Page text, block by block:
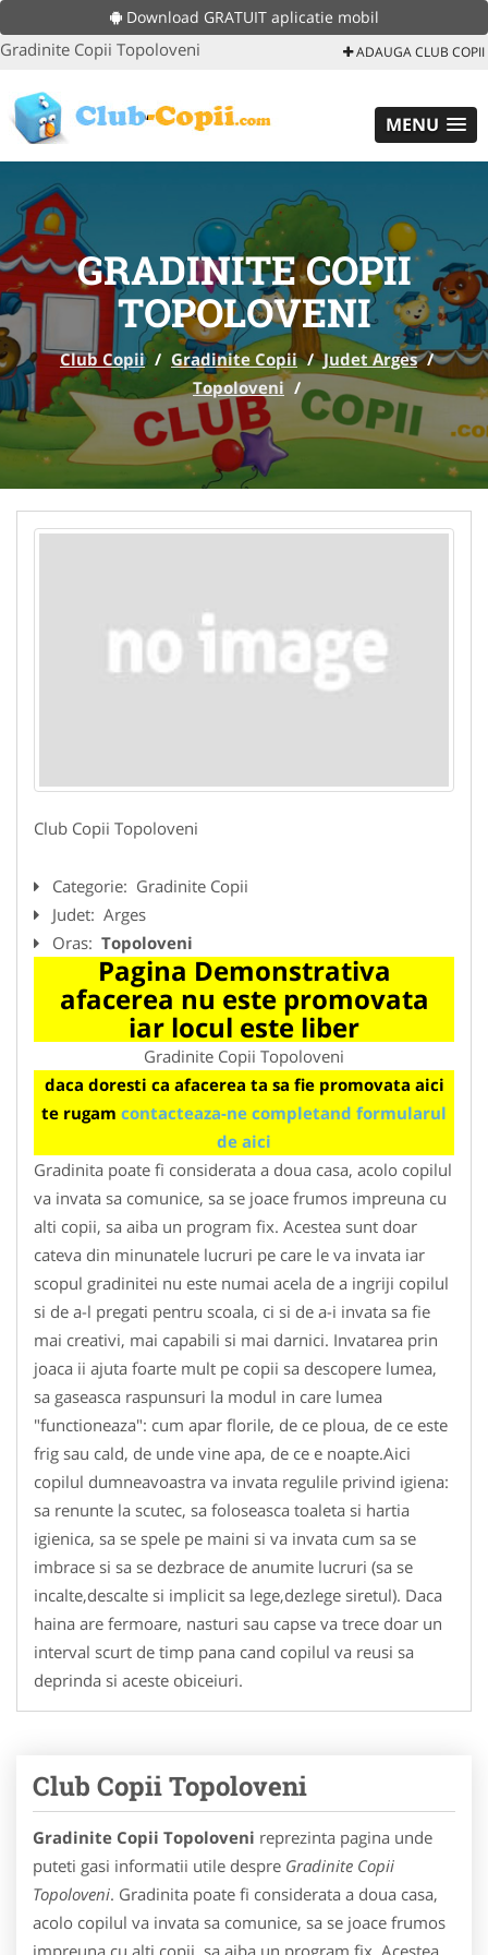
Download GRATUIT aplicatie mobil
Gradinite Copii Topoloveni ADAUGA CLUB COPII
MENU
GRADINITE COPII
TOPOLOVENI
Club Copii / Gradinite Copii / Judet Arges /
Topoloveni /
Club Copii Topoloveni
Categorie: Gradinite Copii
Judet: Arges
Oras: Topoloveni
Pagina Demonstrativa
afacerea nu este promovata
iar locul este liber
Gradinite Copii Topoloveni
daca doresti ca afacerea ta sa fie promovata aici
te rugam contacteaza-ne completand formularul
de aici
Gradinita poate fi considerata a doua casa, acolo copilul
va invata sa comunice, sa se joace frumos impreuna cu
alti copii, sa aiba un program fix. Acestea sunt doar
cateva din minunatele lucruri pe care le va invata iar
scopul gradinitei nu este numai acela de a ingriji copilul
si de a-l pregati pentru scoala, ci si de a-i invata sa fie
mai creativi, mai capabili si mai darnici. Invatarea prin
joaca ii ajuta foarte mult pe copii sa descopere lumea,
sa gaseasca raspunsuri la modul in care lumea
"functioneaza": cum apar florile, de ce ploua, de ce este
frig sau cald, de unde vine apa, de ce e noapte.Aici
copilul dumneavoastra va invata regulile privind igiena:
sa renunte la scutec, sa foloseasca toaleta si hartia
igienica, sa se spele pe maini si va invata cum sa se
imbrace si sa se dezbrace de anumite lucruri (sa se
incalte,descalte si implicit sa lege,dezlege siretul). Daca
haina are fermoare, nasturi sau capse va trece doar un
interval scurt de timp pana cand copilul va reusi sa
deprinda si aceste obiceiuri.
Club Copii Topoloveni
Gradinite Copii Topoloveni reprezinta pagina unde
puteti gasi informatii utile despre Gradinite Copii
Topoloveni. Gradinita poate fi considerata a doua casa,
acolo copilul va invata sa comunice, sa se joace frumos
impreuna cu alti copii, sa aiba un program fix. Acestea